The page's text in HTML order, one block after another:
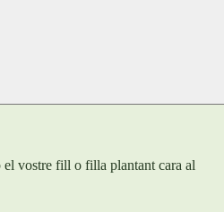
vostre fill o filla plantant cara al